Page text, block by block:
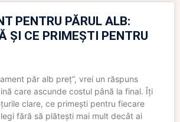
PENTRU PĂRUL ALB:
ȘI CE PRIMEȘTI PENTRU
păr alb preț”, vrei un răspuns
care ascunde costul până la final. Îți
clare, ce primești pentru fiecare
fără să plătești mai mult decât ai